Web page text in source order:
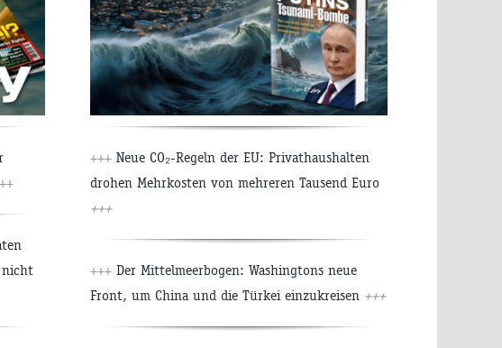
nicht
+++ Neue CO₂-Regeln der EU: Privathaushalten
drohen Mehrkosten von mehreren Tausend Euro
+++
+++ Der Mittelmeerbogen: Washingtons neue
Front, um China und die Türkei einzukreisen +++